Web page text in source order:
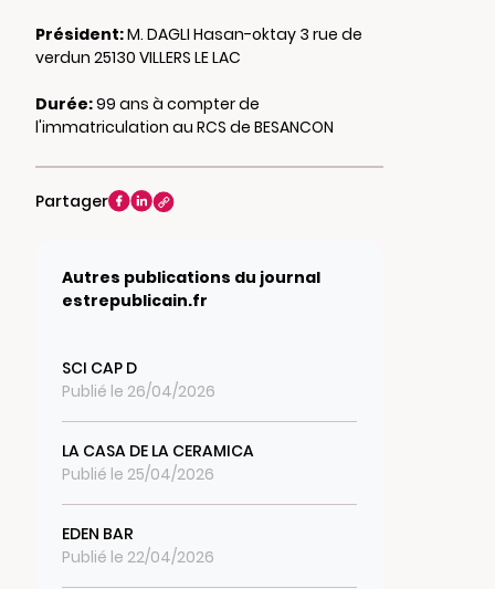
Président:M. DAGLI Hasan-oktay 3 rue de
verdun 25130 VILLERS LE LAC
Durée:99 ans à compter de
l'immatriculation au RCS de BESANCON
Partager
Autres publications du journal
estrepublicain.fr
SCI CAP D
Publié le 26/04/2026
LA CASA DE LA CERAMICA
Publié le 25/04/2026
EDEN BAR
Publié le 22/04/2026